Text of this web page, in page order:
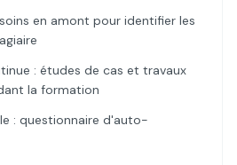
en amont pour identifier les
: études de cas et travaux
la formation
: questionnaire d'auto-